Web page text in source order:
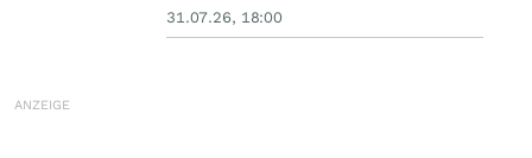
31.07.26, 18:00